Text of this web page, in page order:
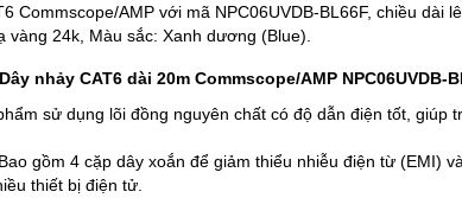
Commscope/AMP với mã NPC06UVDB-BL66F, chiều
vàng 24k, Màu sắc: Xanh dương (Blue).
nhảy CAT6 dài 20m Commscope/AMP NPC06UVDB-
sử dụng lõi đồng nguyên chất có độ dẫn điện tốt,
gồm 4 cặp dây xoắn để giảm thiểu nhiễu điện từ (EMI)
thiết bị điện tử.